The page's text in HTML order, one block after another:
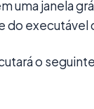
uma janela
executável
o